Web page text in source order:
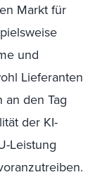
Markt für
und
Lieferanten
den Tag
der KI-
Leistung